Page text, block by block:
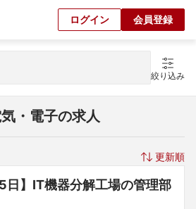
ログイン 会員登録
絞り込み
・電子の求人
更新順
日】IT機器分解工場の管理部